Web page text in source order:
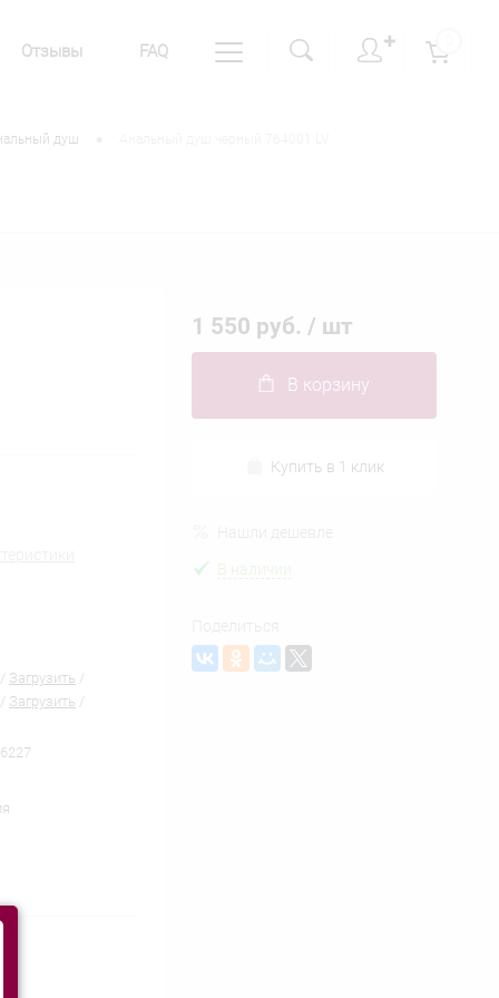
Отзывы FAQ
✚
душ
Загрузить /
Загрузить /
1 550 руб. / шт
В корзину
Купить в 1 клик
В наличии